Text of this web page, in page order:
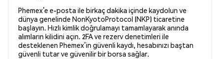
Phemex’e e-posta ile birkaç dakika içinde kaydolun ve
dünya genelinde NonKyotoProtocol (NKP) ticaretine
başlayın. Hızlı kimlik doğrulamayı tamamlayarak anında
alımların kilidini açın. 2FA ve rezerv denetimleri ile
desteklenen Phemex’in güvenli kaydı, hesabınızı baştan
güvenli tutar ve güvenilir bir borsa sağlar.